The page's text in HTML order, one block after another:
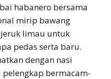
habanero bersama
mirip bawang
limau untuk
pedas serta baru.
dengan nasi
bermacam-